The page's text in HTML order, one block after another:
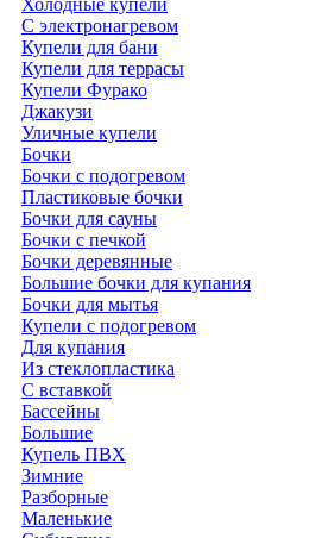
С электронагревом
Купели для бани
Купели для террасы
Купели Фурако
Джакузи
Уличные купели
Бочки
Бочки с подогревом
Пластиковые бочки
Бочки для сауны
Бочки с печкой
Бочки деревянные
Большие бочки для купания
Бочки для мытья
Купели с подогревом
Для купания
Из стеклопластика
С вставкой
Бассейны
Большие
Купель ПВХ
Зимние
Разборные
Маленькие